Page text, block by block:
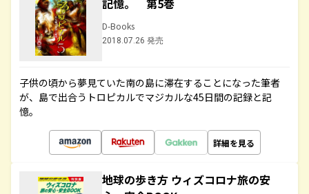
記憶。 第5巻
D-Books
2018.07.26 発売
子供の頃から夢見ていた南の島に滞在することになった筆者
が、島で出合うトロピカルでマジカルな45日間の記録と記
憶。
詳細を見る
地球の歩き方 ウィズコロナ旅の安